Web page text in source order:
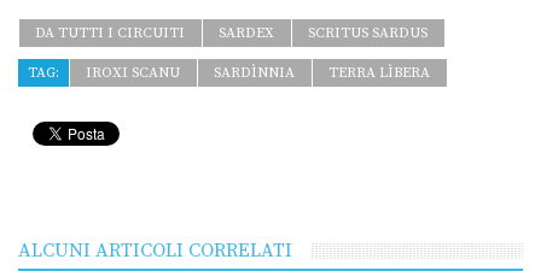
DA TUTTI I CIRCUITI SARDEX SCRITUS SARDUS
TAG: IROXI SCANU SARDÌNNIA TERRA LÌBERA
ALCUNI ARTICOLI CORRELATI